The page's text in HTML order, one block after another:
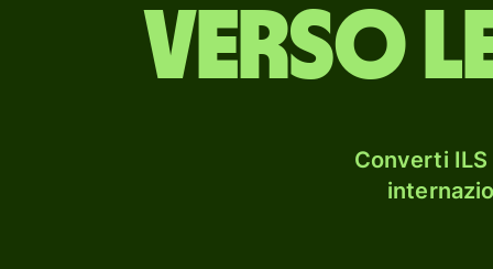
verso
Converti